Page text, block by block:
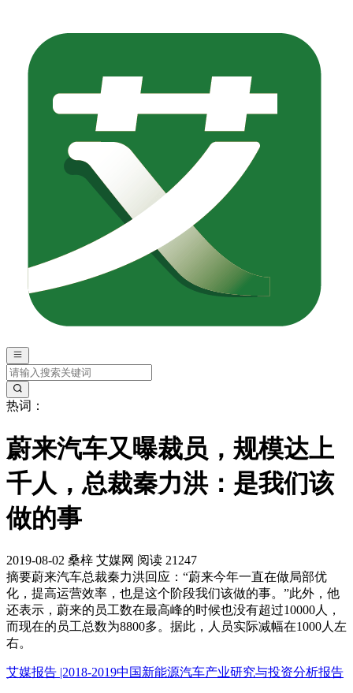
热词：
蔚来汽车又曝裁员，规模达上
千人，总裁秦力洪：是我们该
做的事
2019-08-02 桑梓 艾媒网 阅读 21247
摘要蔚来汽车总裁秦力洪回应：“蔚来今年一直在做局部优
化，提高运营效率，也是这个阶段我们该做的事。”此外，他
还表示，蔚来的员工数在最高峰的时候也没有超过10000人，
而现在的员工总数为8800多。据此，人员实际减幅在1000人左
右。
艾媒报告 |2018-2019中国新能源汽车产业研究与投资分析报告